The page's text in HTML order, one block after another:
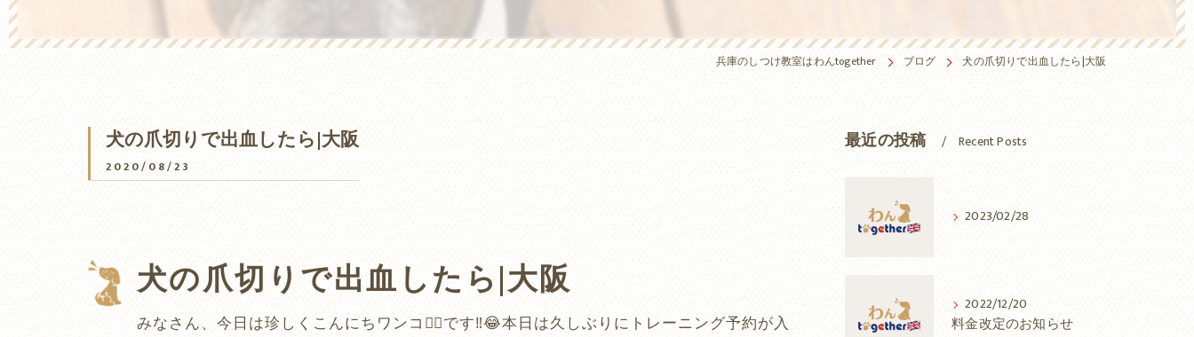
兵庫のしつけ教室はわんtogether ブログ 犬の爪切りで出血したら|大阪
犬の爪切りで出血したら|大阪
2020/08/23
みなさん、今日は珍しくこんにちワンコ🐕‍🦺です‼️😂本日は久しぶりにトレーニング予約が入
犬の爪切りで出血したら|大阪
最近の投稿 Recent Posts
2023/02/28
2022/12/20
料金改定のお知らせ